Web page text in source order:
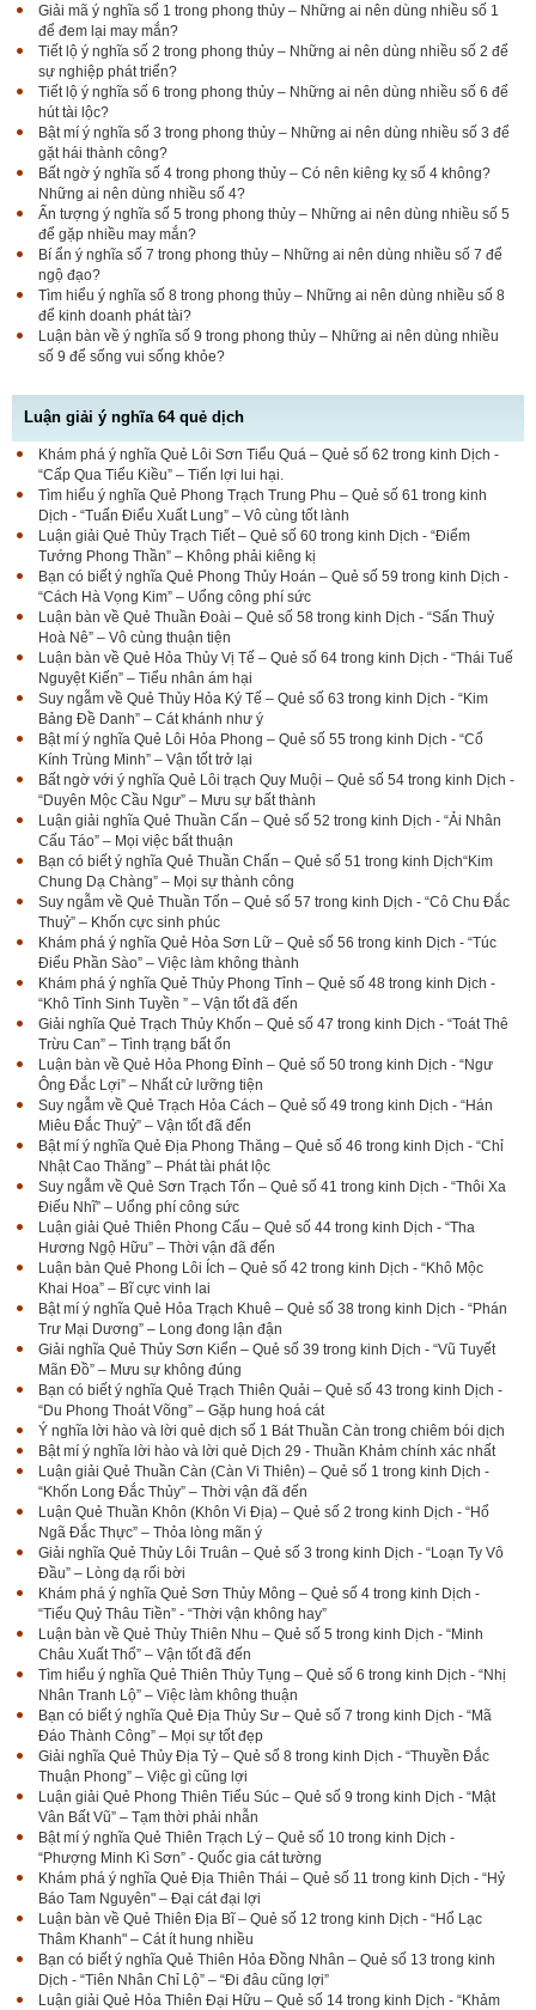
Giải mã ý nghĩa số 1 trong phong thủy – Những ai nên dùng nhiều số 1
để đem lại may mắn?
Tiết lộ ý nghĩa số 2 trong phong thủy – Những ai nên dùng nhiều số 2 để
sự nghiệp phát triển?
Tiết lộ ý nghĩa số 6 trong phong thủy – Những ai nên dùng nhiều số 6 để
hút tài lộc?
Bật mí ý nghĩa số 3 trong phong thủy – Những ai nên dùng nhiều số 3 để
gặt hái thành công?
Bất ngờ ý nghĩa số 4 trong phong thủy – Có nên kiêng kỵ số 4 không?
Những ai nên dùng nhiều số 4?
Ấn tượng ý nghĩa số 5 trong phong thủy – Những ai nên dùng nhiều số 5
để gặp nhiều may mắn?
Bí ẩn ý nghĩa số 7 trong phong thủy – Những ai nên dùng nhiều số 7 để
ngộ đạo?
Tìm hiểu ý nghĩa số 8 trong phong thủy – Những ai nên dùng nhiều số 8
để kinh doanh phát tài?
Luận bàn về ý nghĩa số 9 trong phong thủy – Những ai nên dùng nhiều
số 9 để sống vui sống khỏe?
Luận giải ý nghĩa 64 quẻ dịch
Khám phá ý nghĩa Quẻ Lôi Sơn Tiểu Quá – Quẻ số 62 trong kinh Dịch -
“Cấp Qua Tiểu Kiều” – Tiến lợi lui hại.
Tìm hiểu ý nghĩa Quẻ Phong Trạch Trung Phu – Quẻ số 61 trong kinh
Dịch - “Tuấn Điểu Xuất Lung” – Vô cùng tốt lành
Luận giải Quẻ Thủy Trạch Tiết – Quẻ số 60 trong kinh Dịch - “Điểm
Tướng Phong Thần” – Không phải kiêng kị
Bạn có biết ý nghĩa Quẻ Phong Thủy Hoán – Quẻ số 59 trong kinh Dịch -
“Cách Hà Vọng Kim” – Uổng công phí sức
Luận bàn về Quẻ Thuần Đoài – Quẻ số 58 trong kinh Dịch - “Sấn Thuỷ
Hoà Nê” – Vô cùng thuận tiện
Luận bàn về Quẻ Hỏa Thủy Vị Tế – Quẻ số 64 trong kinh Dịch - “Thái Tuế
Nguyệt Kiến” – Tiểu nhân ám hại
Suy ngẫm về Quẻ Thủy Hỏa Ký Tế – Quẻ số 63 trong kinh Dịch - “Kim
Bảng Đề Danh” – Cát khánh như ý
Bật mí ý nghĩa Quẻ Lôi Hỏa Phong – Quẻ số 55 trong kinh Dịch - “Cổ
Kính Trùng Minh” – Vận tốt trở lại
Bất ngờ với ý nghĩa Quẻ Lôi trạch Quy Muội – Quẻ số 54 trong kinh Dịch -
“Duyên Mộc Cầu Ngư” – Mưu sự bất thành
Luận giải nghĩa Quẻ Thuần Cấn – Quẻ số 52 trong kinh Dịch - “Ải Nhân
Cấu Táo” – Mọi việc bất thuận
Bạn có biết ý nghĩa Quẻ Thuần Chấn – Quẻ số 51 trong kinh Dịch“Kim
Chung Dạ Chàng” – Mọi sự thành công
Suy ngẫm về Quẻ Thuần Tốn – Quẻ số 57 trong kinh Dịch - “Cô Chu Đắc
Thuỷ” – Khốn cực sinh phúc
Khám phá ý nghĩa Quẻ Hỏa Sơn Lữ – Quẻ số 56 trong kinh Dịch - “Túc
Điểu Phần Sào” – Việc làm không thành
Khám phá ý nghĩa Quẻ Thủy Phong Tỉnh – Quẻ số 48 trong kinh Dịch -
“Khô Tỉnh Sinh Tuyền ” – Vận tốt đã đến
Giải nghĩa Quẻ Trạch Thủy Khốn – Quẻ số 47 trong kinh Dịch - “Toát Thê
Trừu Can” – Tình trạng bất ổn
Luận bàn về Quẻ Hỏa Phong Đỉnh – Quẻ số 50 trong kinh Dịch - “Ngư
Ông Đắc Lợi” – Nhất cử lưỡng tiện
Suy ngẫm về Quẻ Trạch Hỏa Cách – Quẻ số 49 trong kinh Dịch - “Hán
Miêu Đắc Thuỷ” – Vận tốt đã đến
Bật mí ý nghĩa Quẻ Địa Phong Thăng – Quẻ số 46 trong kinh Dịch - “Chỉ
Nhật Cao Thăng” – Phát tài phát lộc
Suy ngẫm về Quẻ Sơn Trạch Tổn – Quẻ số 41 trong kinh Dịch - “Thôi Xa
Điếu Nhĩ” – Uổng phí công sức
Luận giải Quẻ Thiên Phong Cấu – Quẻ số 44 trong kinh Dịch - “Tha
Hương Ngộ Hữu” – Thời vận đã đến
Luận bàn Quẻ Phong Lôi Ích – Quẻ số 42 trong kinh Dịch - “Khô Mộc
Khai Hoa” – Bĩ cực vinh lai
Bật mí ý nghĩa Quẻ Hỏa Trạch Khuê – Quẻ số 38 trong kinh Dịch - “Phán
Trư Mại Dương” – Long đong lận đận
Giải nghĩa Quẻ Thủy Sơn Kiển – Quẻ số 39 trong kinh Dịch - “Vũ Tuyết
Mãn Đồ” – Mưu sự không đúng
Bạn có biết ý nghĩa Quẻ Trạch Thiên Quải – Quẻ số 43 trong kinh Dịch -
“Du Phong Thoát Võng” – Gặp hung hoá cát
Ý nghĩa lời hào và lời quẻ dịch số 1 Bát Thuần Càn trong chiêm bói dịch
Bật mí ý nghĩa lời hào và lời quẻ Dịch 29 - Thuần Khảm chính xác nhất
Luận giải Quẻ Thuần Càn (Càn Vi Thiên) – Quẻ số 1 trong kinh Dịch -
“Khốn Long Đắc Thủy” – Thời vận đã đến
Luận Quẻ Thuần Khôn (Khôn Vi Địa) – Quẻ số 2 trong kinh Dịch - “Hổ
Ngã Đắc Thực” – Thỏa lòng mãn ý
Giải nghĩa Quẻ Thủy Lôi Truân – Quẻ số 3 trong kinh Dịch - “Loạn Ty Vô
Đầu” – Lòng dạ rối bời
Khám phá ý nghĩa Quẻ Sơn Thủy Mông – Quẻ số 4 trong kinh Dịch -
“Tiểu Quỷ Thâu Tiền” - “Thời vận không hay”
Luận bàn về Quẻ Thủy Thiên Nhu – Quẻ số 5 trong kinh Dịch - “Minh
Châu Xuất Thổ” – Vận tốt đã đến
Tìm hiểu ý nghĩa Quẻ Thiên Thủy Tụng – Quẻ số 6 trong kinh Dịch - “Nhị
Nhân Tranh Lộ” – Việc làm không thuận
Bạn có biết ý nghĩa Quẻ Địa Thủy Sư – Quẻ số 7 trong kinh Dịch - “Mã
Đáo Thành Công” – Mọi sự tốt đẹp
Giải nghĩa Quẻ Thủy Địa Tỷ – Quẻ số 8 trong kinh Dịch - “Thuyền Đắc
Thuận Phong” – Việc gì cũng lợi
Luận giải Quẻ Phong Thiên Tiểu Súc – Quẻ số 9 trong kinh Dịch - “Mật
Vân Bất Vũ” – Tạm thời phải nhẫn
Bật mí ý nghĩa Quẻ Thiên Trạch Lý – Quẻ số 10 trong kinh Dịch -
“Phượng Minh Kì Sơn” - Quốc gia cát tường
Khám phá ý nghĩa Quẻ Địa Thiên Thái – Quẻ số 11 trong kinh Dịch - “Hỷ
Báo Tam Nguyên" – Đại cát đại lợi
Luận bàn về Quẻ Thiên Địa Bĩ – Quẻ số 12 trong kinh Dịch - “Hổ Lạc
Thâm Khanh" – Cát ít hung nhiều
Bạn có biết ý nghĩa Quẻ Thiên Hỏa Đồng Nhân – Quẻ số 13 trong kinh
Dịch - “Tiên Nhân Chỉ Lộ” – “Đi đâu cũng lợi”
Luận giải Quẻ Hỏa Thiên Đại Hữu – Quẻ số 14 trong kinh Dịch - “Khảm